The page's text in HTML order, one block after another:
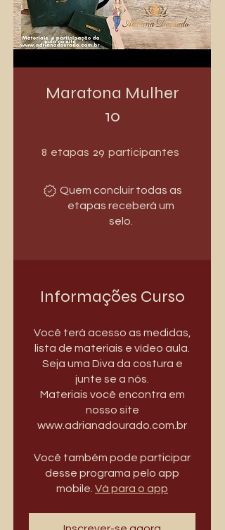
Maratona Mulher
10
8 etapas 29 participantes
Quem concluir todas as
etapas receberá um
selo.
Informações Curso
Você terá acesso as medidas,
lista de materiais e vídeo aula.
Seja uma Diva da costura e
junte se a nós.
Materiais você encontra em
nosso site
www.adrianadourado.com.br
Você também pode participar
desse programa pelo app
mobile. Vá para o app